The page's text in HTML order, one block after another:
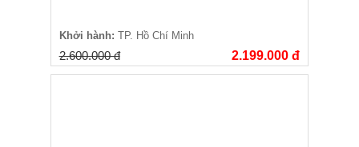
Khởi hành: TP. Hồ Chí Minh
2.600.000 đ 2.199.000 đ